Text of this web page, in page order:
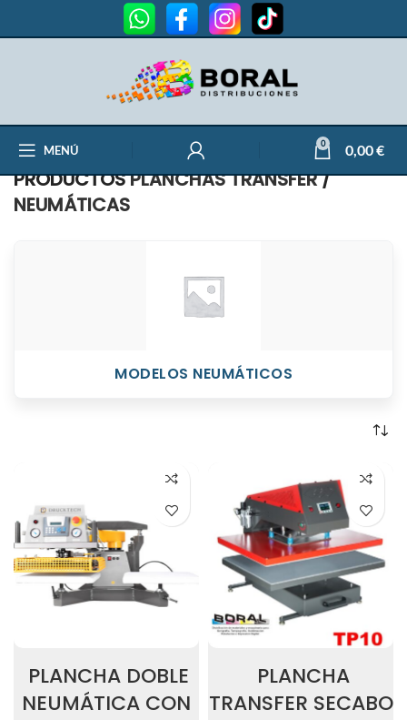
MENÚ 0 0,00€
PRODUCTOSPLANCHAS TRANSFER/
NEUMÁTICAS
MODELOS NEUMÁTICOS
PLANCHA DOBLE
NEUMÁTICA CON
PLANCHA
TRANSFER SECABO